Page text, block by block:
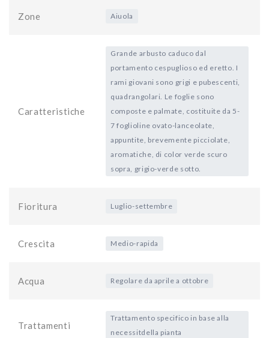
Zone Aiuola
Caratteristiche
Grande arbusto caduco dal
portamento cespuglioso ed eretto. I
rami giovani sono grigi e pubescenti,
quadrangolari. Le foglie sono
composte e palmate, costituite da 5-
7 foglioline ovato-lanceolate,
appuntite, brevemente picciolate,
aromatiche, di color verde scuro
sopra, grigio-verde sotto.
Fioritura Luglio-settembre
Crescita Medio-rapida
Acqua Regolare da aprile a ottobre
Trattamenti
Trattamento specifico in base alla
necessitdella pianta